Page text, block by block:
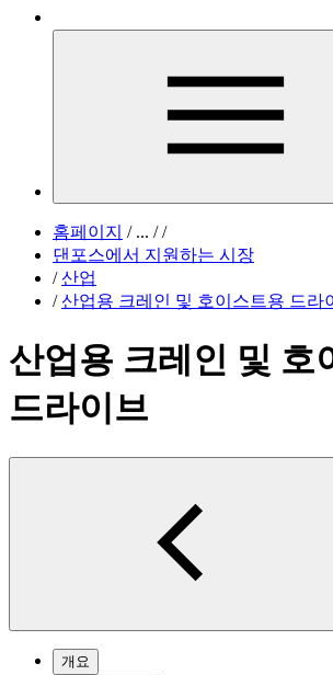
홈페이지 /... / /
댄포스에서 지원하는 시장
/ 산업
/ 산업용 크레인 및 호이스트용 드라
산업용 크레인 및 호
드라이브
개요